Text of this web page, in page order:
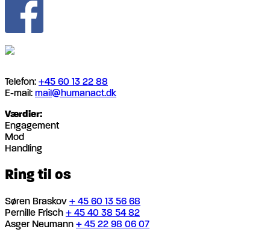
Telefon: +45 60 13 22 88
E-mail: mail@humanact.dk
Værdier:
Engagement
Mod
Handling
Ring til os
Søren Braskov + 45 60 13 56 68
Pernille Frisch + 45 40 38 54 82
Asger Neumann + 45 22 98 06 07